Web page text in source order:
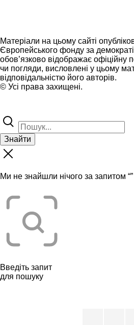
Матеріали на цьому сайті
Європейського фонду за
обов’язково відображає офіційну
чи погляди, висловлені у цьому
відповідальністю його авторів.
© Усі права захищені.
Знайти
Ми не знайшли нічого за запитом “”
Введіть запит
для пошуку